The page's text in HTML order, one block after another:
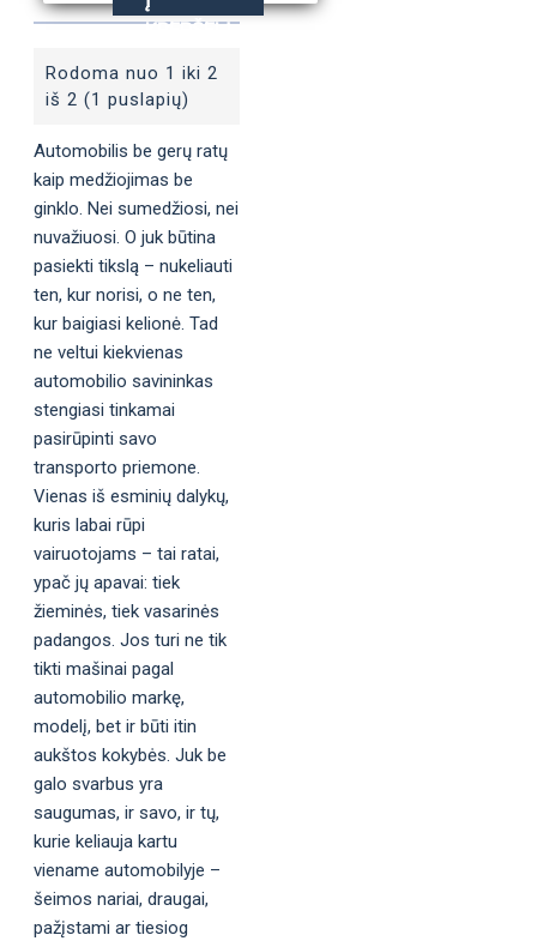
KREPŠELĮ
Rodoma nuo 1 iki 2
iš 2 (1 puslapių)
Automobilis be gerų ratų
kaip medžiojimas be
ginklo. Nei sumedžiosi, nei
nuvažiuosi. O juk būtina
pasiekti tikslą – nukeliauti
ten, kur norisi, o ne ten,
kur baigiasi kelionė. Tad
ne veltui kiekvienas
automobilio savininkas
stengiasi tinkamai
pasirūpinti savo
transporto priemone.
Vienas iš esminių dalykų,
kuris labai rūpi
vairuotojams – tai ratai,
ypač jų apavai: tiek
žieminės, tiek vasarinės
padangos. Jos turi ne tik
tikti mašinai pagal
automobilio markę,
modelį, bet ir būti itin
aukštos kokybės. Juk be
galo svarbus yra
saugumas, ir savo, ir tų,
kurie keliauja kartu
viename automobilyje –
šeimos nariai, draugai,
pažįstami ar tiesiog